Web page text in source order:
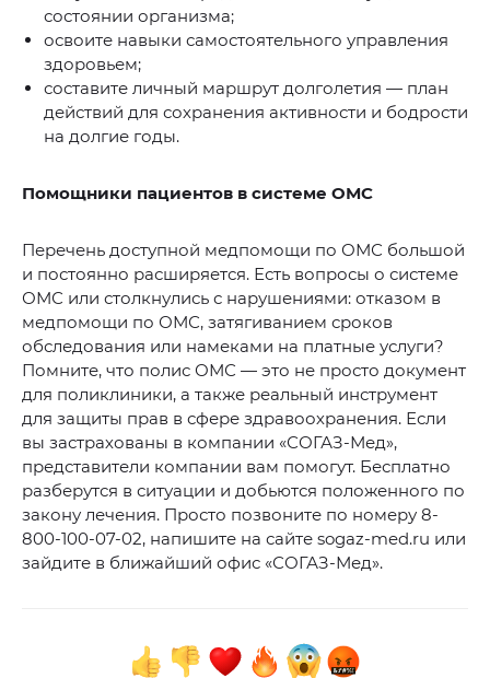
состоянии организма;
освоите навыки самостоятельного управления
здоровьем;
составите личный маршрут долголетия — план
действий для сохранения активности и бодрости
на долгие годы.
Помощники пациентов в системе ОМС
Перечень доступной медпомощи по ОМС большой
и постоянно расширяется. Есть вопросы о системе
ОМС или столкнулись с нарушениями: отказом в
медпомощи по ОМС, затягиванием сроков
обследования или намеками на платные услуги?
Помните, что полис ОМС — это не просто документ
для поликлиники, а также реальный инструмент
для защиты прав в сфере здравоохранения. Если
вы застрахованы в компании «СОГАЗ-Мед»,
представители компании вам помогут. Бесплатно
разберутся в ситуации и добьются положенного по
закону лечения. Просто позвоните по номеру 8-
800-100-07-02, напишите на сайте sogaz-med.ru или
зайдите в ближайший офис «СОГАЗ-Мед».